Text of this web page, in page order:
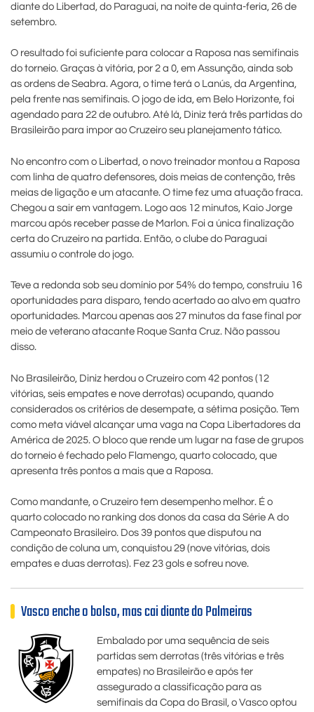
diante do Libertad, do Paraguai, na noite de quinta-feria, 26 de
setembro.
O resultado foi suficiente para colocar a Raposa nas semifinais
do torneio. Graças à vitória, por 2 a 0, em Assunção, ainda sob
as ordens de Seabra. Agora, o time terá o Lanús, da Argentina,
pela frente nas semifinais. O jogo de ida, em Belo Horizonte, foi
agendado para 22 de outubro. Até lá, Diniz terá três partidas do
Brasileirão para impor ao Cruzeiro seu planejamento tático.
No encontro com o Libertad, o novo treinador montou a Raposa
com linha de quatro defensores, dois meias de contenção, três
meias de ligação e um atacante. O time fez uma atuação fraca.
Chegou a sair em vantagem. Logo aos 12 minutos, Kaio Jorge
marcou após receber passe de Marlon. Foi a única finalização
certa do Cruzeiro na partida. Então, o clube do Paraguai
assumiu o controle do jogo.
Teve a redonda sob seu domínio por 54% do tempo, construiu 16
oportunidades para disparo, tendo acertado ao alvo em quatro
oportunidades. Marcou apenas aos 27 minutos da fase final por
meio de veterano atacante Roque Santa Cruz. Não passou
disso.
No Brasileirão, Diniz herdou o Cruzeiro com 42 pontos (12
vitórias, seis empates e nove derrotas) ocupando, quando
considerados os critérios de desempate, a sétima posição. Tem
como meta viável alcançar uma vaga na Copa Libertadores da
América de 2025. O bloco que rende um lugar na fase de grupos
do torneio é fechado pelo Flamengo, quarto colocado, que
apresenta três pontos a mais que a Raposa.
Como mandante, o Cruzeiro tem desempenho melhor. É o
quarto colocado no ranking dos donos da casa da Série A do
Campeonato Brasileiro. Dos 39 pontos que disputou na
condição de coluna um, conquistou 29 (nove vitórias, dois
empates e duas derrotas). Fez 23 gols e sofreu nove.
Vasco enche o bolso, mas cai diante do Palmeiras
Embalado por uma sequência de seis
partidas sem derrotas (três vitórias e três
empates) no Brasileirão e após ter
assegurado a classificação para as
semifinais da Copa do Brasil, o Vasco optou